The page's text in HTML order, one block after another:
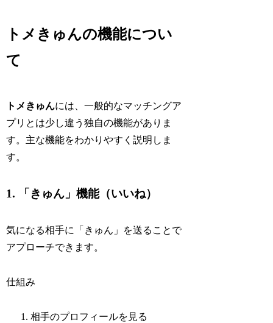
トメきゅんの機能につい
て
トメきゅんには、一般的なマッチングア
プリとは少し違う独自の機能がありま
す。主な機能をわかりやすく説明しま
す。
1. 「きゅん」機能（いいね）
気になる相手に「きゅん」を送ることで
アプローチできます。
仕組み
相手のプロフィールを見る